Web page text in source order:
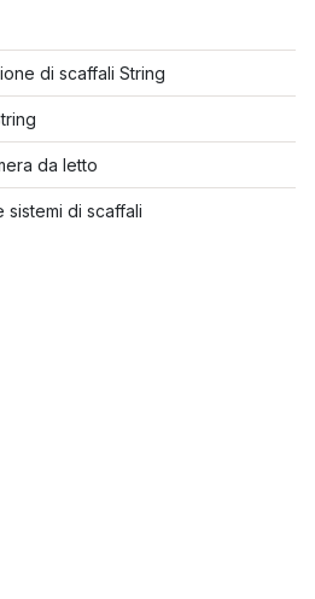
di scaffali String
da letto
sistemi di scaffali